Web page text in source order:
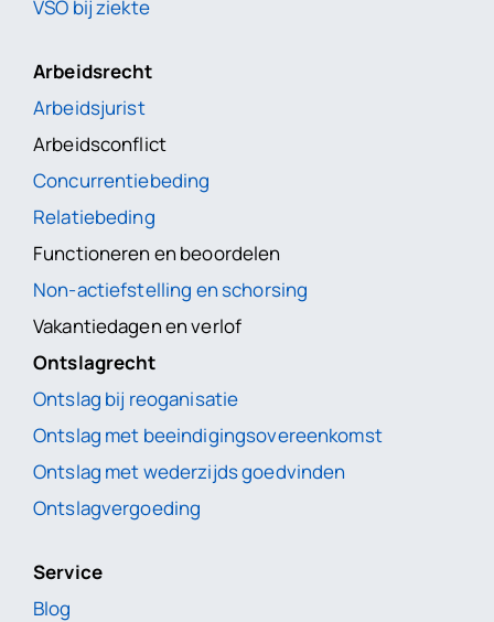
VSO bij ziekte
Arbeidsrecht
Arbeidsjurist
Arbeidsconflict
Concurrentiebeding
Relatiebeding
Functioneren en beoordelen
Non-actiefstelling en schorsing
Vakantiedagen en verlof
Ontslagrecht
Ontslag bij reoganisatie
Ontslag met beeindigingsovereenkomst
Ontslag met wederzijds goedvinden
Ontslagvergoeding
Service
Blog